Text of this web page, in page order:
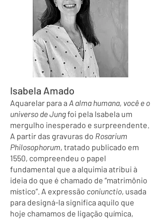
Isabela Amado
Aquarelar para a A alma humana, você e o
universo de Jungfoi pela Isabela um
mergulho inesperado e surpreendente.
A partir das gravuras do Rosarium
Philosophorum, tratado publicado em
1550, compreendeu o papel
fundamental que a alquimia atribui à
ideia do que é chamado de “matrimônio
místico”. A expressão coniunctio, usada
para designá-la significa aquilo que
hoje chamamos de ligação química,